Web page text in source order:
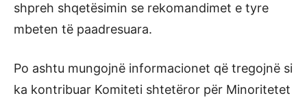
shpreh shqetësimin se rekomandimet e tyre
mbeten të paadresuara.
Po ashtu mungojnë informacionet që tregojnë si
ka kontribuar Komiteti shtetëror për Minoritetet